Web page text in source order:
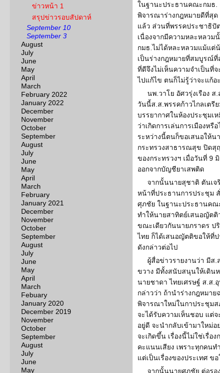
ข่าวหน้า 1
สรุปข่าวรอบสัปดาห์
September 10
September 3
August
July
June
May
April
March
February 2022
January 2022
December
November
October
September
August
July
June
May
April
March
February
January 2021
December
November
October
September
August
July
June
May
April
March
Febuary
January 2020
December 2019
November
October
September
August
July
June
May
ในฐานะประธานคณะกมธ
พิจารณาร่างกฎหมายดีที่สุด
แล้ว ส่วนที่พรรคประชาธิปั
เนื่องจากมีความหละหลว
กมธ.ไม่ได้หละหลวมแม้แต่
เป็นร่างกฎหมายที่สมบูรณ์
ที่ดีจึงไม่เห็นความจำเป็นที่
ไปแก้ไข ตนก็ไม่รู้ว่าจะแก้อ
นพ.วาโย อัศวรุ่งเรือง
วันนี้ส.ส.พรรคก้าวไกลเตรี
บรรยากาศในห้องประชุมเ
ว่าเกิดการเล่นการเมืองหรื
ระหว่างนี้ตนก็ขอเสนอให้
กระทรวงสาธารณสุข ปิดสุ
ของกระทรวงฯ เมื่อวันที่ 9
ออกจากบัญชียาเสพติด
จากนั้นนายสุชาติ ตันเ
หน้าที่ประธานการประชุม
ศุภชัย ในฐานะประธานคณ
ทำให้นายสาทิตย์เสนอญัตติ
ขณะเดียวกันนายภราดร ป
ไทย ก็ได้เสนอญัตติขอให้ที่
ดังกล่าวต่อไป
ผู้สื่อข่าวรายงานว่า มีส
ขวาง มีทั้งสนับสนุนให้เดิน
นายชาดา ไทยเศรษฐ์ ส.ส.
กล่าวว่า ถ้านำร่างกฎหมา
พิจารณาใหม่ในกาประชุม
จะได้รับความเห็นชอบ แต่
อยู่ดี จะนำกลับเข้ามาใหม่
จะเกิดขึ้น เรื่องนี้ไม่ใช่เรื่อ
คะแนนเสียง เพราะทุกคนท
แต่เป็นเรื่องของประเทศ ข
จากนั้นนายศุภชัย ต่อรอ